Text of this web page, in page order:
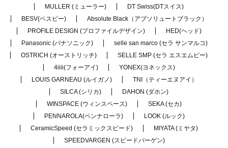
MULLER (ミューラー)
DT Swiss(DTスイス)
BESV(ベスビー)
Absolute Black（アブソリュートブラック）
PROFILE DESIGN (プロファイルデザイン)
HED(ヘッド)
Panasonic (パナソニック)
selle san marco (セラ サンマルコ)
OSTRICH (オーストリッチ)
SELLE SMP (セラ エスエムピー)
4iiii(フォーアイ)
YONEX(ヨネックス)
LOUIS GARNEAU (ルイガノ)
TNI（ティーエヌアイ）
SILCA (シリカ)
DAHON (ダホン)
WINSPACE (ウィンスペース)
SEKA (セカ)
PENNAROLA(ペンナローラ)
LOOK (ルック)
CeramicSpeed (セラミックスピード)
MIYATA (ミヤタ)
SPEEDVARGEN (スピードバーゲン)